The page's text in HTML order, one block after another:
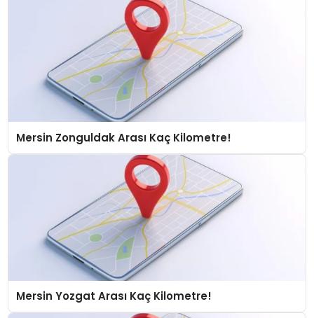
Mersin Zonguldak Arası Kaç Kilometre!
Mersin Yozgat Arası Kaç Kilometre!